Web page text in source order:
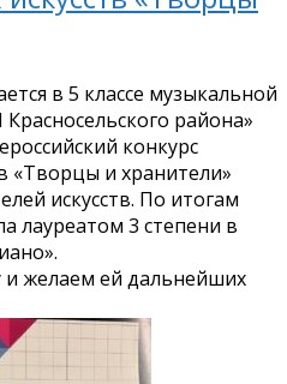
в 5 классе музыкальной
района»
конкурс
«Творцы и хранители»
искусств. По итогам
лауреатом 3 степени в
и желаем ей дальнейших